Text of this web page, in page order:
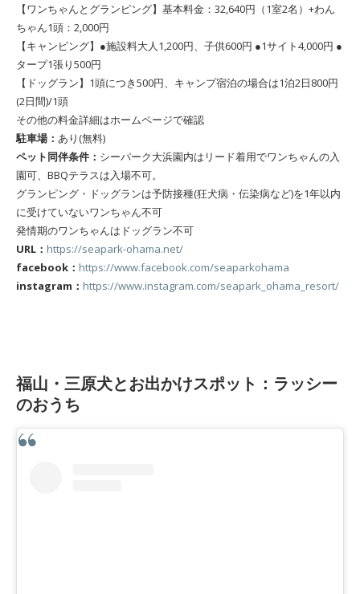
【ワンちゃんとグランピング】基本料金：32,640円（1室2名）+わん
ちゃん1頭：2,000円
【キャンピング】●施設料大人1,200円、子供600円 ●1サイト4,000円 ●
タープ1張り500円
【ドッグラン】1頭につき500円、キャンプ宿泊の場合は1泊2日800円
(2日間)/1頭
その他の料金詳細はホームページで確認
駐車場： あり(無料)
ペット同伴条件： シーパーク大浜園内はリード着用でワンちゃんの入
園可、BBQテラスは入場不可。
グランピング・ドッグランは予防接種(狂犬病・伝染病など)を1年以内
に受けていないワンちゃん不可
発情期のワンちゃんはドッグラン不可
URL： https://seapark-ohama.net/
facebook： https://www.facebook.com/seaparkohama
instagram： https://www.instagram.com/seapark_ohama_resort/
福山・三原犬とお出かけスポット：ラッシー
のおうち